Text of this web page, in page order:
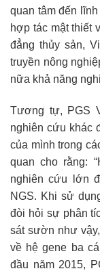
quan tâm đến
hợp tác mật thiết
đẳng thủy sản,
truyền nông
nữa khả năng
Tương tự, PGS
nghiên cứu khác
của mình trong
quan cho rằng:
nghiên cứu lớn
NGS. Khi sử
đòi hỏi sự phân
sát sườn như
về hệ gene ba
đầu năm 2015,